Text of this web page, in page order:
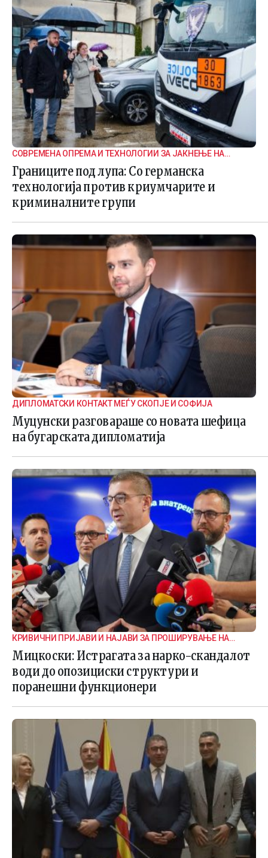
СОВРЕМЕНА ОПРЕМА И ТЕХНОЛОГИИ ЗА ЈАКНЕЊЕ НА
ГРАНИЧНАТА БЕЗБЕДНОСТ
Границите под лупа: Со германска
технологија против криумчарите и
криминалните групи
ДИПЛОМАТСКИ КОНТАКТ МЕЃУ СКОПЈЕ И СОФИЈА
Муцунски разговараше со новата шефица
на бугарската дипломатија
КРИВИЧНИ ПРИЈАВИ И НАЈАВИ ЗА ПРОШИРУВАЊЕ НА
ИСТРАГАТА
Мицкоски: Истрагата за нарко-скандалот
води до опозициски структури и
поранешни функционери